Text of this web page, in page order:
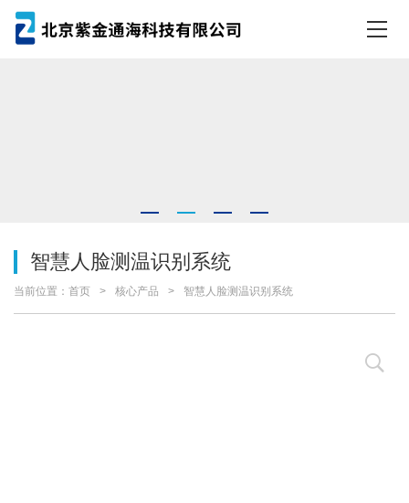
智慧人脸测温识别系统
当前位置： 首页 核心产品 智慧人脸测温识别系统